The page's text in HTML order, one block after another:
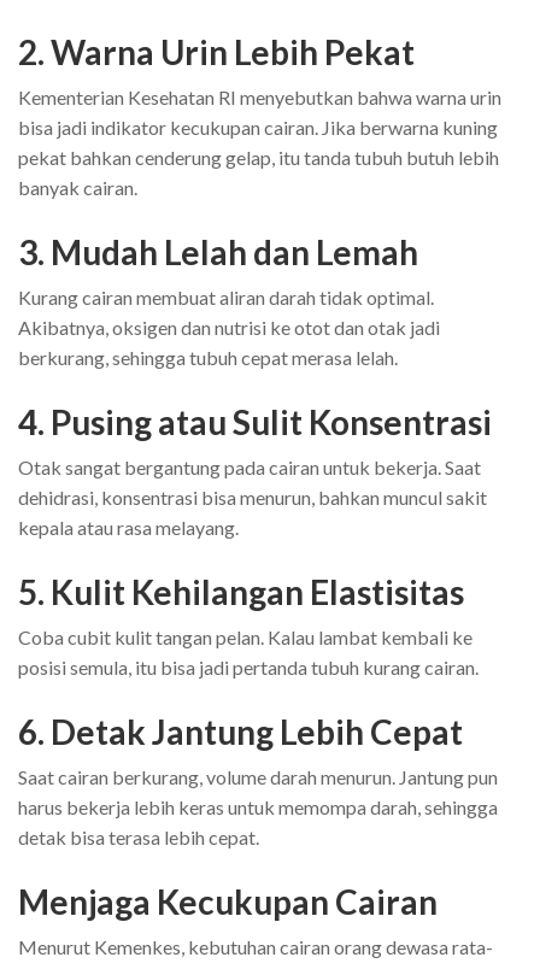
2. Warna Urin Lebih Pekat
Kementerian Kesehatan RI menyebutkan bahwa warna urin
bisa jadi indikator kecukupan cairan. Jika berwarna kuning
pekat bahkan cenderung gelap, itu tanda tubuh butuh lebih
banyak cairan.
3. Mudah Lelah dan Lemah
Kurang cairan membuat aliran darah tidak optimal.
Akibatnya, oksigen dan nutrisi ke otot dan otak jadi
berkurang, sehingga tubuh cepat merasa lelah.
4. Pusing atau Sulit Konsentrasi
Otak sangat bergantung pada cairan untuk bekerja. Saat
dehidrasi, konsentrasi bisa menurun, bahkan muncul sakit
kepala atau rasa melayang.
5. Kulit Kehilangan Elastisitas
Coba cubit kulit tangan pelan. Kalau lambat kembali ke
posisi semula, itu bisa jadi pertanda tubuh kurang cairan.
6. Detak Jantung Lebih Cepat
Saat cairan berkurang, volume darah menurun. Jantung pun
harus bekerja lebih keras untuk memompa darah, sehingga
detak bisa terasa lebih cepat.
Menjaga Kecukupan Cairan
Menurut Kemenkes, kebutuhan cairan orang dewasa rata-